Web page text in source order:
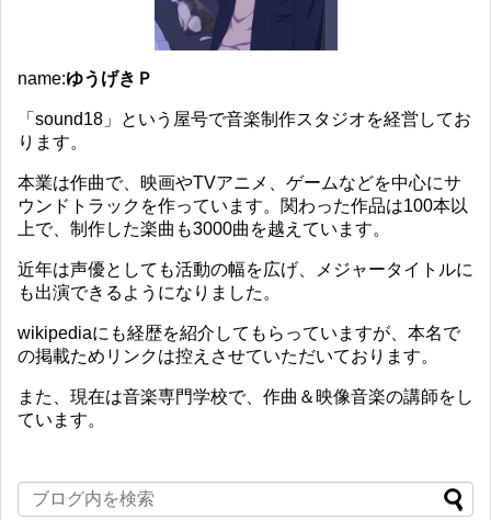
name:ゆうげきＰ
「sound18」という屋号で音楽制作スタジオを経営してお
ります。
本業は作曲で、映画やTVアニメ、ゲームなどを中心にサ
ウンドトラックを作っています。関わった作品は100本以
上で、制作した楽曲も3000曲を越えています。
近年は声優としても活動の幅を広げ、メジャータイトルに
も出演できるようになりました。
wikipediaにも経歴を紹介してもらっていますが、本名で
の掲載ためリンクは控えさせていただいております。
また、現在は音楽専門学校で、作曲＆映像音楽の講師をし
ています。